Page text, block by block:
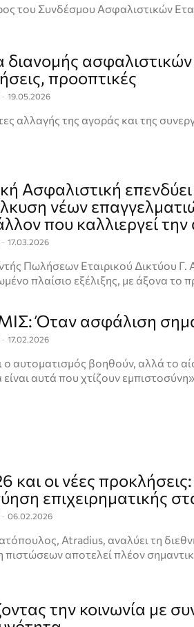
του Συνδέσμου Ασφαλιστικών
διανομής
προοπτικές
- 19.05.2026
αλλαγής της αγοράς και της
Ασφαλιστική
νέων
που καλλιεργεί
- 17.03.2026
Πωλήσεων Εταιρικού Δικτύου Γ.
πλαίσιο εξέλιξης, με άξονα το
Όταν ασφάλιση
- 17.02.2026
αυτοματισμός βοηθούν, αλλά το
αυτά που χτίζουν εμπιστοσύνη»
και οι νέες
επιχειρηματικής
- 06.02.2026
Atradius, αναλύει τη
αποτελεί πλέον
την κοινωνία με